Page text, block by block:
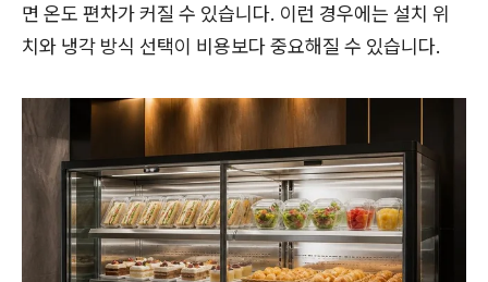
면 온도 편차가 커질 수 있습니다. 이런 경우에는 설치 위
치와 냉각 방식 선택이 비용보다 중요해질 수 있습니다.